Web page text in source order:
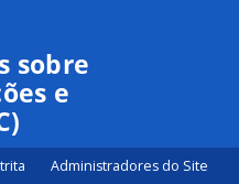
Canais
sobre
e
Administradores do Site